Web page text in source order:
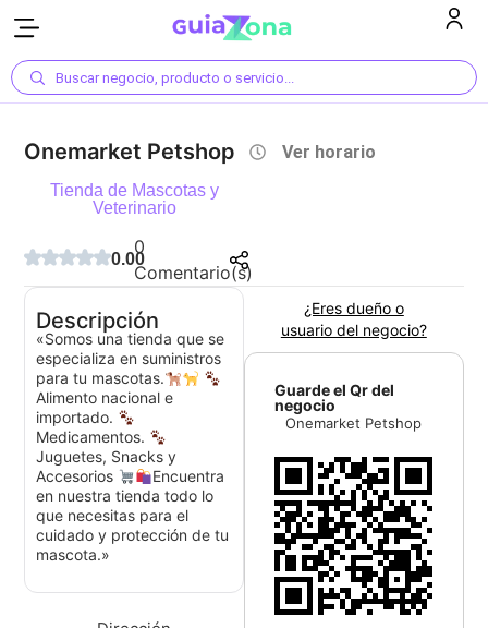
Buscar negocio, producto o servicio...
Onemarket Petshop
Tienda de Mascotas y
Veterinario
0.00
0
Comentario(s)
Ver horario
¿Eres dueño o
usuario del negocio?
Guarde el Qr del
negocio
Onemarket Petshop
Descripción
«Somos una tienda que se
especializa en suministros
para tu mascotas.
Alimento nacional e
importado.
Medicamentos.
Juguetes, Snacks y
Accesorios
Encuentra
en nuestra tienda todo lo
que necesitas para el
cuidado y protección de tu
mascota.»